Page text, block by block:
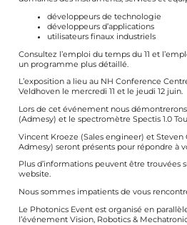
développeurs de technologie
développeurs d’applications
utilisateurs finaux industriels
Consultez l’emploi du temps du 11 et
un programme plus détaillé.
L’exposition a lieu au NH Conference
Veldhoven le mercredi 11 et le jeudi 12 juin.
Lors de cet événement nous
(Admesy) et le spectromètre Spectis 1.0
Vincent Kroeze (Sales engineer) et Steven
Admesy) seront présents pour répondre à
Plus d’informations peuvent être trouvées
website.
Nous sommes impatients de vous
Le Photonics Event est organisé en
l’événement Vision, Robotics &